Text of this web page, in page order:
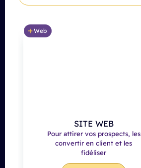
Web
SITE WEB
Pour attirer vos prospects, les
convertir en client et les
fidéliser